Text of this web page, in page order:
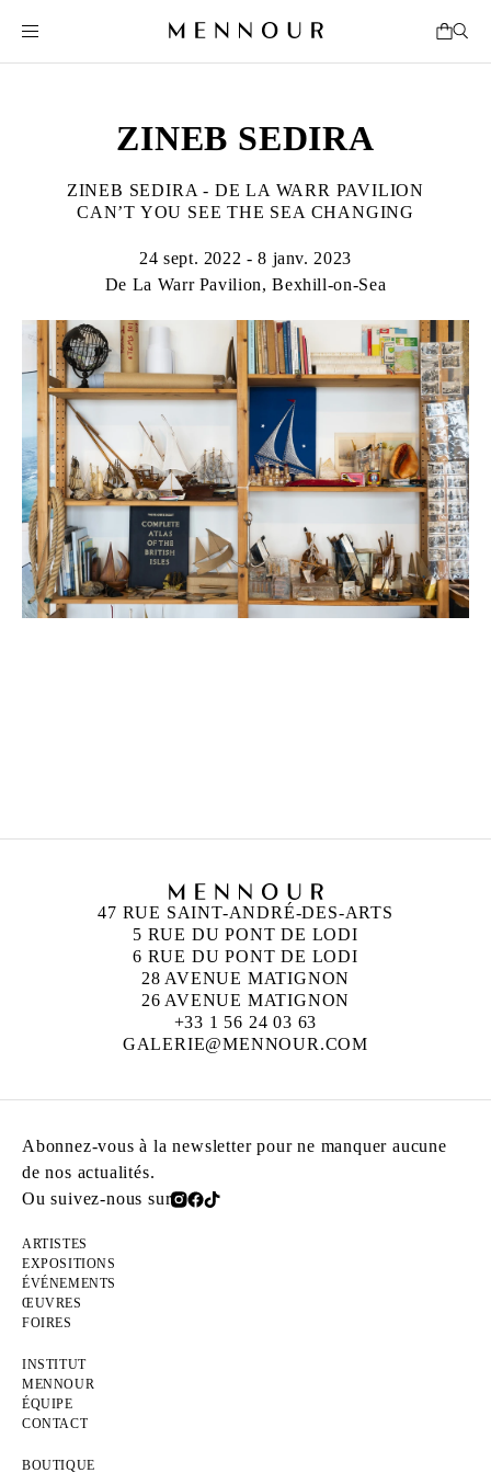
ZINEB SEDIRA
ZINEB SEDIRA - DE LA WARR PAVILION
CAN’T YOU SEE THE SEA CHANGING
24 sept. 2022 - 8 janv. 2023
De La Warr Pavilion, Bexhill-on-Sea
47 RUE SAINT-ANDRÉ-DES-ARTS
5 RUE DU PONT DE LODI
6 RUE DU PONT DE LODI
28 AVENUE MATIGNON
26 AVENUE MATIGNON
+33 1 56 24 03 63
GALERIE@MENNOUR.COM
Abonnez-vous à la newsletter pour ne manquer aucune
de nos actualités.
Ou suivez-nous sur
ARTISTES
EXPOSITIONS
ÉVÉNEMENTS
ŒUVRES
FOIRES
INSTITUT
MENNOUR
ÉQUIPE
CONTACT
BOUTIQUE